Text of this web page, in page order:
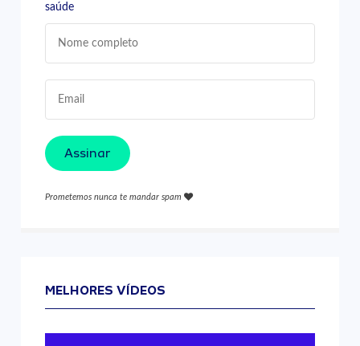
saúde
Assinar
Prometemos nunca te mandar spam
MELHORES VÍDEOS